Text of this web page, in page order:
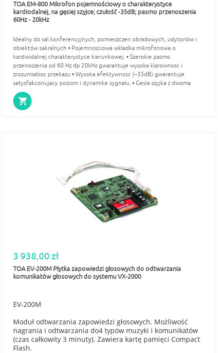
TOA EM-800 Mikrofon pojemnościowy o charakterystyce
kardiodalnej, na gęsiej szyjce; czułość -35dB; pasmo przenoszenia
60Hz - 20kHz
Idealny do sal konferencyjnych, pomieszczen obradowych, udytoriów i
obiektów sakralnych • Pojemnosciowa wkładka mikrofonowa o
kardioidalnej charakterystyce kierunkowej. • Szerokie pasmo
przenoszenia od 60 Hz dp 20kHz gwarantuje wysoka klarownosc i
zrozumiałosc przekazu • Wysoka efektywnosc (–35dB) gwarantuje
satysfakconujacy poziom i dynamike sygnału. • Gesia szyjka z dwoma
punktami regulacji pozwala dobrac pozadane skierowanie mikrofonu. •
Charakterystyka kierunkowa zapenia minimalizacje
3 938,00 zł
TOA EV-200M Płytka zapowiedzi głosowych do odtwarzania
komunikatów głosowych do systemu VX-2000
EV-200M
Moduł odtwarzania zapowiedzi głosowych. Możliwość
nagrania i odtwarzania do4 typów muzyki i komunikatów
(czas całkowity 3 minuty). Zawiera kartę pamięci Compact
Flash.